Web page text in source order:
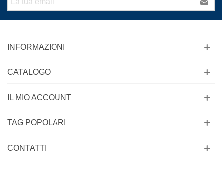
INFORMAZIONI
CATALOGO
IL MIO ACCOUNT
TAG POPOLARI
CONTATTI